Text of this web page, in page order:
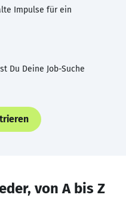
Impulse für ein
Du Deine Job-Suche
von A bis Z